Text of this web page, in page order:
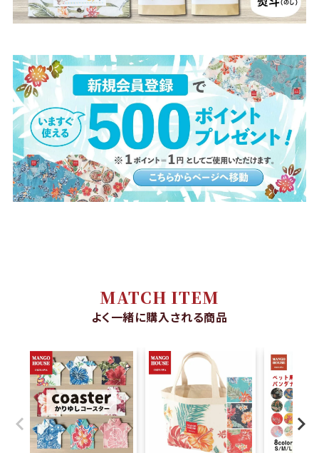
MATCH ITEM
よく一緒に購入される商品